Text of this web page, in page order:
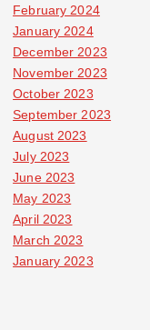
February 2024
January 2024
December 2023
November 2023
October 2023
September 2023
August 2023
July 2023
June 2023
May 2023
April 2023
March 2023
January 2023